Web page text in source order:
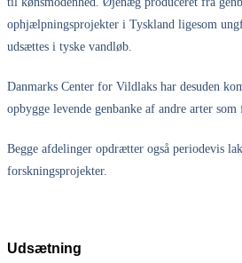
ophjælpningsprojekter i Tyskland ligesom
udsættes i tyske vandløb.
Danmarks Center for Vildlaks har desuden
opbygge levende genbanke af andre arter
Begge afdelinger opdrætter også periodevis
forskningsprojekter.
Udsætning